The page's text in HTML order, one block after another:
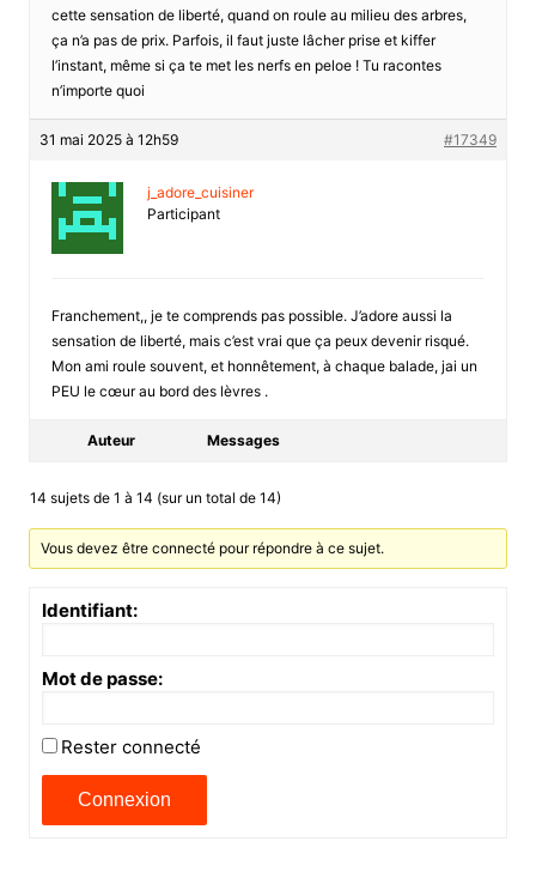
cette sensation de liberté, quand on roule au milieu des arbres,
ça n’a pas de prix. Parfois, il faut juste lâcher prise et kiffer
l’instant, même si ça te met les nerfs en peloe ! Tu racontes
n’importe quoi
31 mai 2025 à 12h59 #17349
j_adore_cuisiner
Participant
Franchement,, je te comprends pas possible. J’adore aussi la
sensation de liberté, mais c’est vrai que ça peux devenir risqué.
Mon ami roule souvent, et honnêtement, à chaque balade, jai un
PEU le cœur au bord des lèvres .
Auteur Messages
14 sujets de 1 à 14 (sur un total de 14)
Vous devez être connecté pour répondre à ce sujet.
Identifiant:
Mot de passe:
Rester connecté
Connexion